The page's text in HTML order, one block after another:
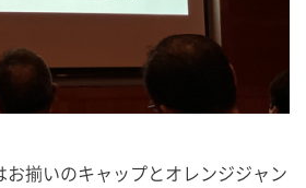
揃いのキャップとオレンジジャン